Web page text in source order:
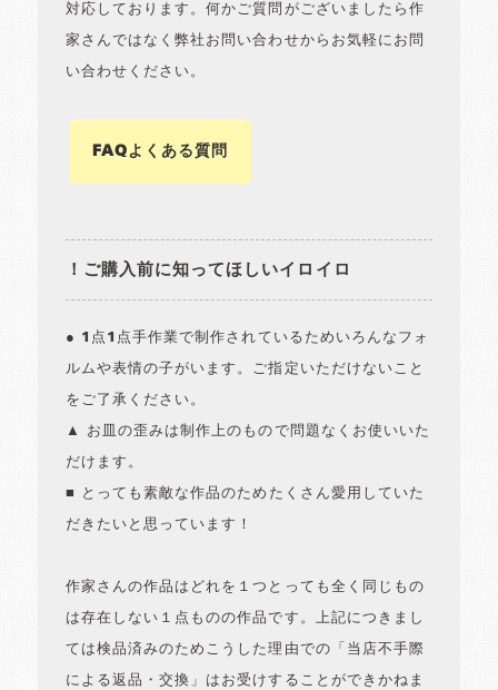
対応しております。何かご質問がございましたら作
家さんではなく弊社お問い合わせからお気軽にお問
い合わせください。
FAQよくある質問
！ご購入前に知ってほしいイロイロ
● 1点1点手作業で制作されているためいろんなフォ
ルムや表情の子がいます。ご指定いただけないこと
をご了承ください。
▲ お皿の歪みは制作上のもので問題なくお使いいた
だけます。
■ とっても素敵な作品のためたくさん愛用していた
だきたいと思っています！
作家さんの作品はどれを１つとっても全く同じもの
は存在しない１点ものの作品です。上記につきまし
ては検品済みのためこうした理由での「当店不手際
による返品・交換」はお受けすることができかねま